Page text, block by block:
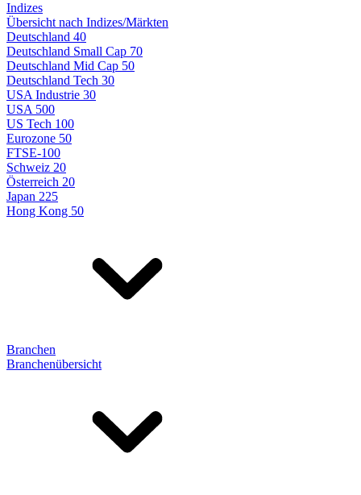
Indizes
Übersicht nach Indizes/Märkten
Deutschland 40
Deutschland Small Cap 70
Deutschland Mid Cap 50
Deutschland Tech 30
USA Industrie 30
USA 500
US Tech 100
Eurozone 50
FTSE-100
Schweiz 20
Österreich 20
Japan 225
Hong Kong 50
Branchen
Branchenübersicht